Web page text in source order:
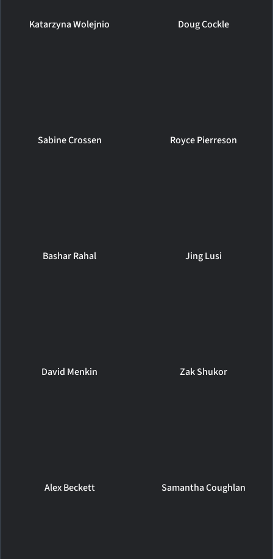
Katarzyna Wolejnio Doug Cockle
Sabine Crossen Royce Pierreson
Bashar Rahal Jing Lusi
David Menkin Zak Shukor
Alex Beckett Samantha Coughlan